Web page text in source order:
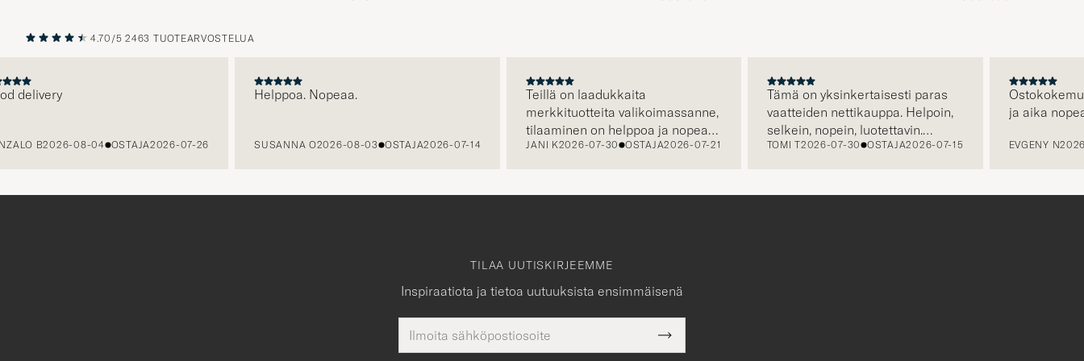
EDELLINEN
4.70/5 2463 TUOTEARVOSTELUA
delivery
B2026-08-04 OSTAJA2026-07-26
Helppoa. Nopeaa.
SUSANNA O2026-08-03 OSTAJA2026-07-14
Teillä on laadukkaita
merkkituotteita valikoimassanne,
tilaaminen on helppoa ja nopeaa,
sekä asiakaspalvelustanne saa
JANI K 2026-07-30 OSTAJA2026-07-21
Tämä on yksinkertaisesti paras
vaatteiden nettikauppa. Helpoin,
selkein, nopein, luotettavin.
Erityisen hienoa että kuljetus on
TOMI T2026-07-30 OSTAJA2026-07-15
ja aika nopea
EVGENY N2026-
TILAA UUTISKIRJEEMME
Inspiraatiota ja tietoa uutuuksista ensimmäisenä
Pakollinen
tieto
Submit
Newsletter